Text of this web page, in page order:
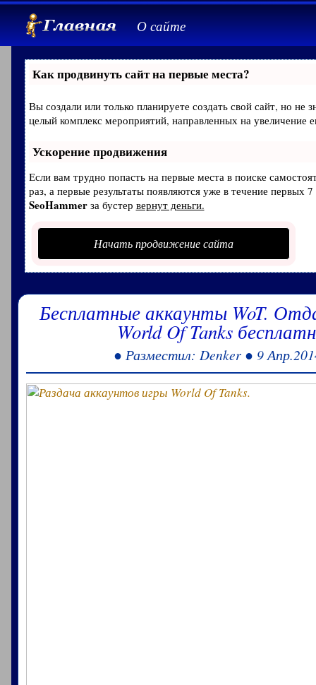
О сайте
Как продвинуть сайт на первые места?
Вы создали или только планируете создать свой сайт, но не
целый комплекс мероприятий, направленных на
Ускорение продвижения
Если вам трудно попасть на первые места в поиске
раз, а первые результаты появляются уже в течение первых
SeoHammerза бустер вернут деньги.
Начать продвижение сайта
Бесплатные аккаунты WoT.
World Of Tanks
● Разместил: Denker ● 9